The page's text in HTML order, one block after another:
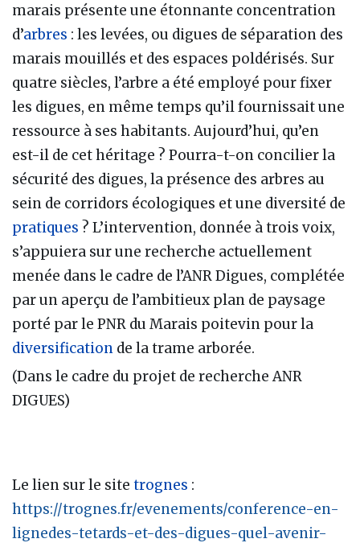
marais présente une étonnante concentration
d’arbres : les levées, ou digues de séparation des
marais mouillés et des espaces poldérisés. Sur
quatre siècles, l’arbre a été employé pour fixer
les digues, en même temps qu’il fournissait une
ressource à ses habitants. Aujourd’hui, qu’en
est-il de cet héritage ? Pourra-t-on concilier la
sécurité des digues, la présence des arbres au
sein de corridors écologiques et une diversité de
pratiques ? L’intervention, donnée à trois voix,
s’appuiera sur une recherche actuellement
menée dans le cadre de l’ANR Digues, complétée
par un aperçu de l’ambitieux plan de paysage
porté par le PNR du Marais poitevin pour la
diversification de la trame arborée.
(Dans le cadre du projet de recherche ANR
DIGUES)
Le lien sur le site trognes :
https://trognes.fr/evenements/conference-en-
lignedes-tetards-et-des-digues-quel-avenir-